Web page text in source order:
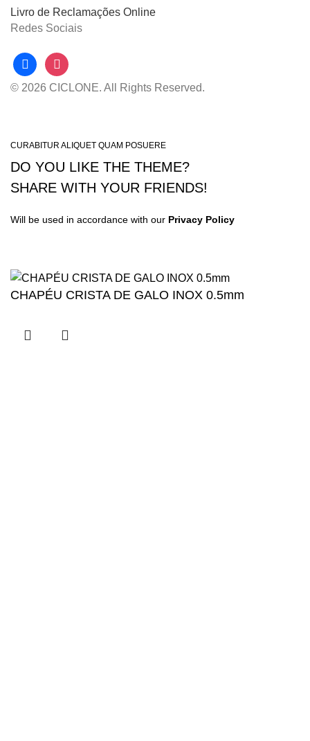
Livro de Reclamações Online
Redes Sociais
facebookinstagram
© 2026 CICLONE. All Rights Reserved.
CURABITUR ALIQUET QUAM POSUERE
DO YOU LIKE THE THEME?
SHARE WITH YOUR FRIENDS!
Will be used in accordance with our Privacy Policy
CHAPÉU CRISTA DE GALO INOX 0.5mm